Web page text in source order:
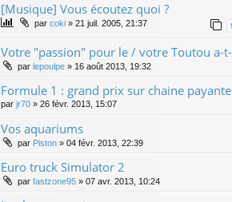
[Musique] Vous écoutez quoi ?
par coki » 21 juil. 2005, 21:37 1
Votre "passion" pour le / votre Toutou a-
par lepoulpe » 16 août 2013, 19:32
Formule 1 : grand prix sur chaine payante
par jr70 » 26 févr. 2013, 15:07
Vos aquariums
par Piston » 04 févr. 2013, 22:39
Euro truck Simulator 2
par fastzone95 » 07 avr. 2013, 10:24